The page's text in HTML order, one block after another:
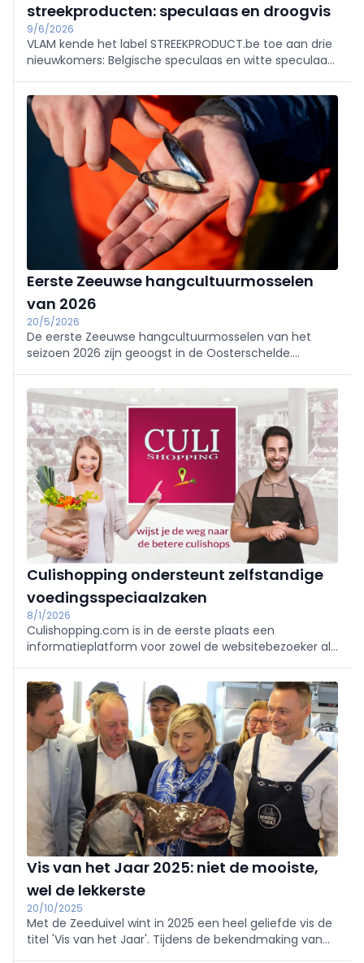
streekproducten: speculaas en droogvis
9/6/2026
VLAM kende het label STREEKPRODUCT.be toe aan drie
nieuwkomers: Belgische speculaas en witte speculaas
Vlaanderen van Brugse Visrokerij Alloo. Ze
onderstrepen Vlaamse bak- en visdroogtradities; info
op streekproduct.be.
Eerste Zeeuwse hangcultuurmosselen
van 2026
20/5/2026
De eerste Zeeuwse hangcultuurmosselen van het
seizoen 2026 zijn geoogst in de Oosterschelde.
seizoen al goed is.
Culishopping ondersteunt zelfstandige
voedingsspeciaalzaken
8/1/2026
Culishopping.com is in de eerste plaats een
informatieplatform voor zowel de websitebezoeker als
Vis van het Jaar 2025: niet de mooiste,
wel de lekkerste
20/10/2025
Met de Zeeduivel wint in 2025 een heel geliefde vis de
titel 'Vis van het Jaar'. Tijdens de bekendmaking van